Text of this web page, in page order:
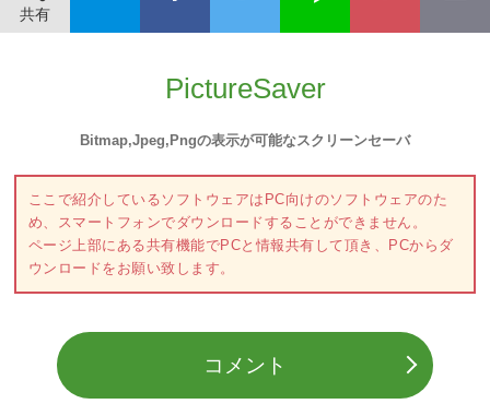
共有
PictureSaver
Bitmap,Jpeg,Pngの表示が可能なスクリーンセーバ
ここで紹介しているソフトウェアはPC向けのソフトウェアのた
め、スマートフォンでダウンロードすることができません。
ページ上部にある共有機能でPCと情報共有して頂き、PCからダ
ウンロードをお願い致します。
コメント